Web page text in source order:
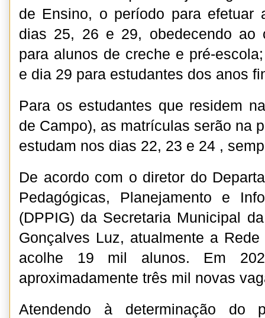
de Ensino, o período para efetuar
dias 25, 26 e 29, obedecendo ao
para alunos de creche e pré-
e dia 29 para estudantes dos anos
Para os estudantes que residem
de Campo), as matrículas serão na
estudam nos dias 22, 23 e 24 ,
De acordo com o diretor do
Pedagógicas, Planejamento e
(DPPIG) da Secretaria Municipal
Gonçalves Luz, atualmente a
acolhe 19 mil alunos. Em
aproximadamente três mil novas
Atendendo à determinação do